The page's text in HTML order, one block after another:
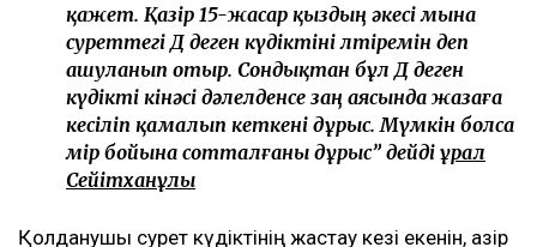
қажет. Қазір 15-жасар қыздың әкесі мына
суреттегі Д деген күдіктіні өлтіремін деп
ашуланып отыр. Сондықтан бұл Д деген
күдікті кінәсі дәлелденсе заң аясында жазаға
кесіліп қамалып кеткені дұрыс. Мүмкін болса
өмір бойына сотталғаны дұрыс” дейді Құрал
Сейітханұлы
Қолданушы сурет күдіктінің жастау кезі екенін, қазір